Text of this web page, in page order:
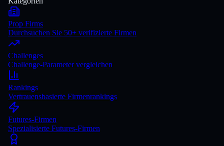
Prop Firms
Durchsuchen Sie 50+ verifizierte Firmen
Challenges
Challenge-Parameter vergleichen
Rankings
Vertrauensbasierte Firmenrankings
Futures-Firmen
Spezialisierte Futures-Firmen